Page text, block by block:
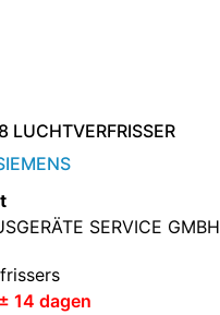
LUCHTVERFRISSER
SERVICE GMBH
14 dagen